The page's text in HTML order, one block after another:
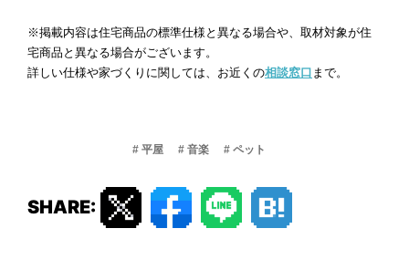
※掲載内容は住宅商品の標準仕様と異なる場合や、取材対象が住
宅商品と異なる場合がございます。
詳しい仕様や家づくりに関しては、お近くの相談窓口 まで。
# 平屋 # 音楽 # ペット
SHARE: